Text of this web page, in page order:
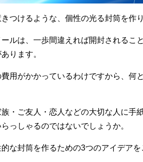
つけるような、個性の光る封筒を作
ルは、一歩間違えれば開封されるこ
ります。
用がかかっているわけですから、何
・ご友人・恋人などの大切な人に手
っしゃるのではないでしょうか。
な封筒を作るための3つのアイデアを